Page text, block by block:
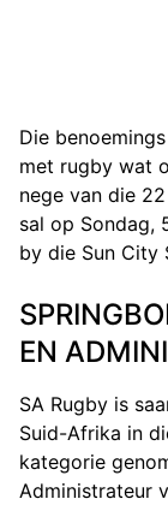
Die
met rugby wat
nege van die
sal op Sondag,
by die Sun City
EN
SA Rugby is
Suid-Afrika in
kategorie
Administrateur